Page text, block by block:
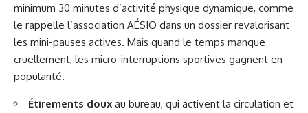
minimum 30 minutes d’activité physique dynamique, comme
le rappelle l’association AÉSIO dans un dossier revalorisant
les mini-pauses actives. Mais quand le temps manque
cruellement, les micro-interruptions sportives gagnent en
popularité.
Étirements doux au bureau, qui activent la circulation et